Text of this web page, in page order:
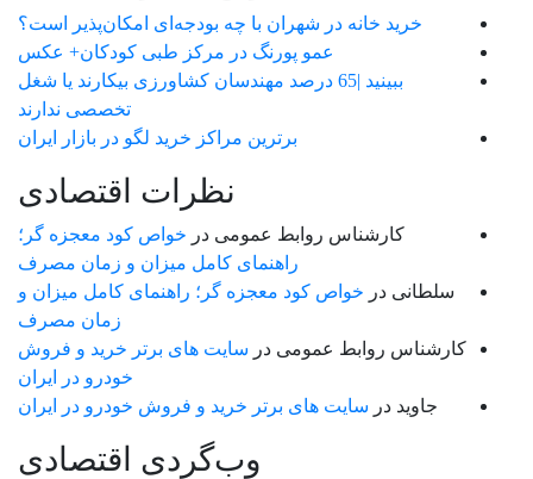
خرید خانه در شهران با چه بودجه‌ای امکان‌پذیر است؟
عمو پورنگ در مرکز طبی کودکان+ عکس
ببینید |65 درصد مهندسان کشاورزی بیکارند یا شغل
تخصصی ندارند
برترین مراکز خرید لگو در بازار ایران
نظرات اقتصادی
کارشناس روابط عمومیدرخواص کود معجزه گر؛
راهنمای کامل میزان و زمان مصرف
سلطانیدرخواص کود معجزه گر؛ راهنمای کامل میزان و
زمان مصرف
کارشناس روابط عمومیدرسایت های برتر خرید و فروش
خودرو در ایران
جاویددرسایت های برتر خرید و فروش خودرو در ایران
وب‌گردی اقتصادی